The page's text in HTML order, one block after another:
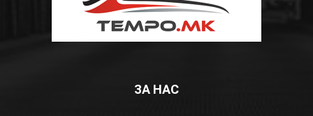
ЗА НАС